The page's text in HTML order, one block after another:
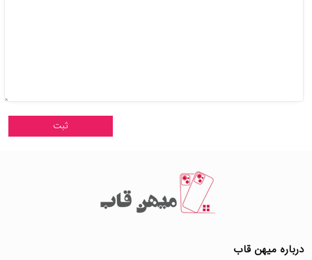
درباره میهن قاب